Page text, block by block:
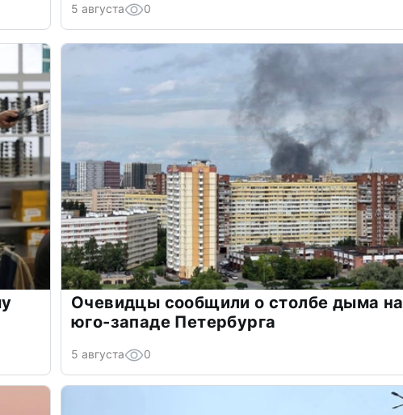
5 августа 0
Очевидцы сообщили о столбе дыма на
юго-западе Петербурга
5 августа 0